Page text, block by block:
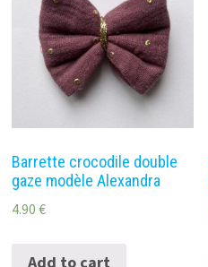
Barrette crocodile double
gaze modèle Alexandra
4.90 €
Add to cart